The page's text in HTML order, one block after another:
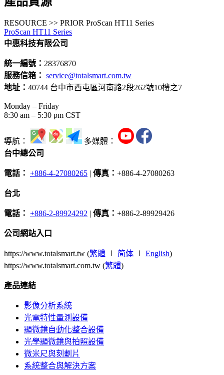
RESOURCE >> PRIOR ProScan HT11 Series
ProScan HT11 Series
中惠科技有限公司
統一編號： 28376870
服務信箱： service@totalsmart.com.tw
地址： 40744 台中市西屯區河南路2段262號10樓之7
Monday – Friday
8:30 am – 5:30 pm CST
導航：
多媒體：
台中總公司
電話： +886-4-27080265 | 傳真： +886-4-27080263
台北
電話： +886-2-89924292 | 傳真： +886-2-89929426
公司網站入口
https://www.totalsmart.tw (繁體 ∣ 简体 ∣ English)
https://www.totalsmart.com.tw (繁體)
產品連結
影像分析系統
光電特性量測設備
顯微鏡自動化整合設備
光學顯微鏡與拍照設備
微米尺與刻劃片
系統整合與解決方案